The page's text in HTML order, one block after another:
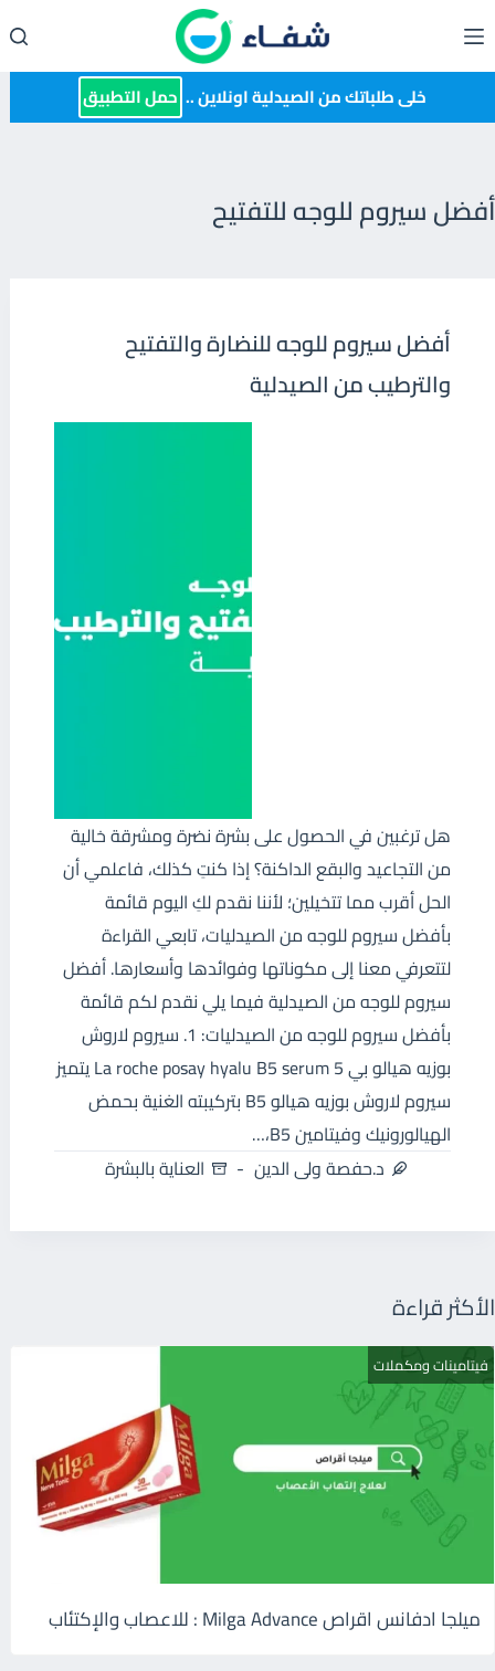
إلى
المحتوى خلى طلباتك من الصيدلية اونلاين .. حمل التطبيق
أفضل سيروم للوجه للتفتيح
أفضل سيروم للوجه للنضارة والتفتيح
والترطيب من الصيدلية
هل ترغبين في الحصول على بشرة نضرة ومشرقة خالية
من التجاعيد والبقع الداكنة؟ إذا كنتِ كذلك، فاعلمي أن
الحل أقرب مما تتخيلين؛ لأننا نقدم لكِ اليوم قائمة
بأفضل سيروم للوجه من الصيدليات، تابعي القراءة
لتتعرفي معنا إلى مكوناتها وفوائدها وأسعارها. أفضل
سيروم للوجه من الصيدلية فيما يلي نقدم لكم قائمة
بأفضل سيروم للوجه من الصيدليات: 1. سيروم لاروش
بوزيه هيالو بي 5 La roche posay hyalu B5 serum يتميز
سيروم لاروش بوزيه هيالو B5 بتركيبته الغنية بحمض
الهيالورونيك وفيتامين B5،…
د.حفصة ولى الدين
العناية بالبشرة
الأكثر قراءة
فيتامينات ومكملات
ميلجا ادفانس اقراص Milga Advance : للاعصاب والإكتئاب